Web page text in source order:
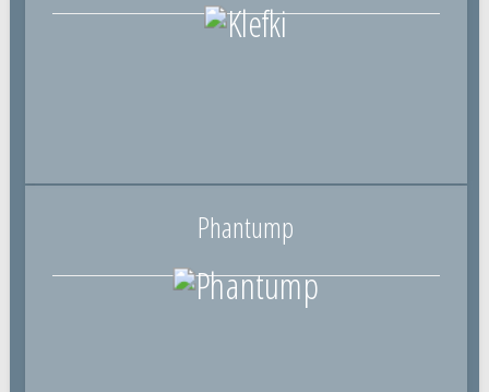
Phantump